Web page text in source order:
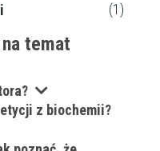
(1)
temat
z biochemii?